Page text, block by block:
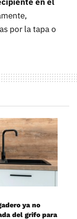
por la tapa o
ya no
del grifo para